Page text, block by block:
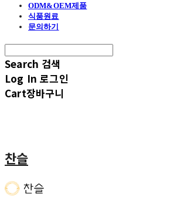
ODM&OEM제품
식품원료
문의하기
Search 검색
Log In 로그인
Cart장바구니
찬슬